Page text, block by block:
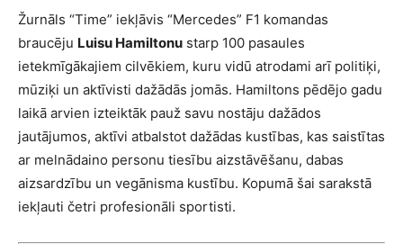
Žurnāls “Time” iekļāvis “Mercedes” F1 komandas
braucēju Luisu Hamiltonu starp 100 pasaules
ietekmīgākajiem cilvēkiem, kuru vidū atrodami arī politiķi,
mūziķi un aktīvisti dažādās jomās. Hamiltons pēdējo gadu
laikā arvien izteiktāk pauž savu nostāju dažādos
jautājumos, aktīvi atbalstot dažādas kustības, kas saistītas
ar melnādaino personu tiesību aizstāvēšanu, dabas
aizsardzību un vegānisma kustību. Kopumā šai sarakstā
iekļauti četri profesionāli sportisti.